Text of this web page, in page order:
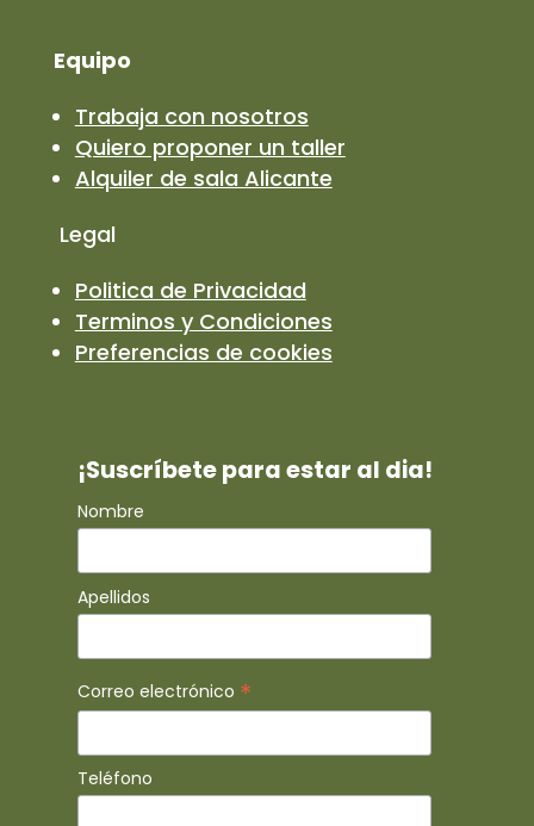
Equipo
Trabaja con nosotros
Quiero proponer un taller
Alquiler de sala Alicante
Legal
Politica de Privacidad
Terminos y Condiciones
Preferencias de cookies
¡Suscríbete para estar al dia!
Nombre
Apellidos
Correo electrónico *
Teléfono